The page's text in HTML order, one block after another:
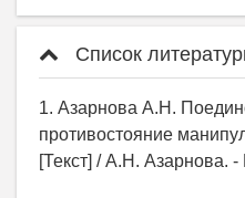
Список
1. Азарнова А.Н.
противостояние
[Текст] / А.Н. Азарнова.